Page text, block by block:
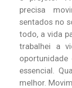
precisa
sentados no
todo, a vida
trabalhei a
essencial.
melhor.